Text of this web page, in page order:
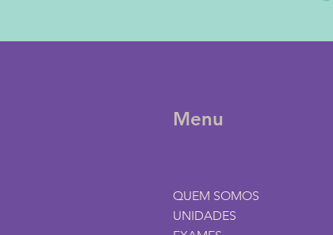
Menu
QUEM SOMOS
UNIDADES